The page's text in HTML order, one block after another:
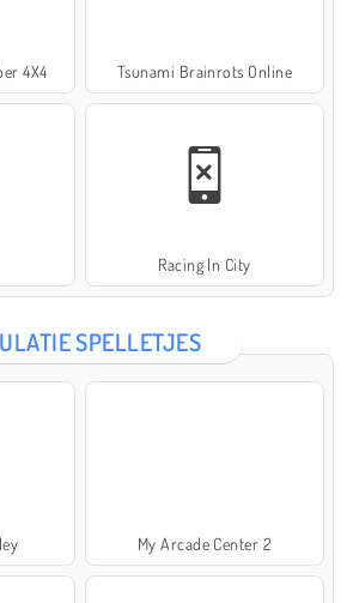
4X4 Tsunami Brainrots Online
Racing In City
SPELLETJES
My Arcade Center 2